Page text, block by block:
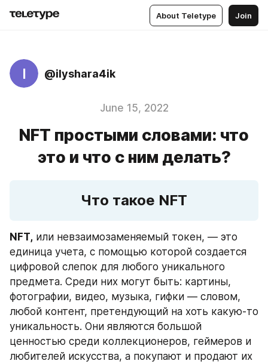
About Teletype Join
I @ilyshara4ik
June 15, 2022
NFT простыми словами: что
это и что с ним делать?
Что такое NFT
NFT, или невзаимозаменяемый токен, — это
единица учета, с помощью которой создается
цифровой слепок для любого уникального
предмета. Среди них могут быть: картины,
фотографии, видео, музыка, гифки — словом,
любой контент, претендующий на хоть какую-то
уникальность. Они являются большой
ценностью среди коллекционеров, геймеров и
любителей искусства, а покупают и продают их